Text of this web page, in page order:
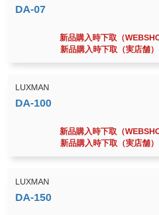
新品購入時下取（
新品購入時下取（実店舗）
LUXMAN
新品購入時下取（
新品購入時下取（実店舗）
LUXMAN